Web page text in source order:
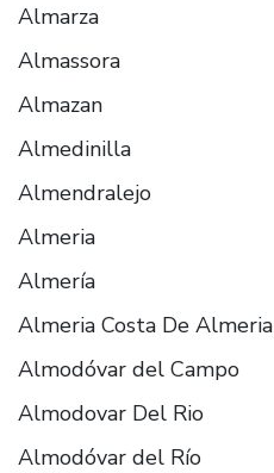
Almarza
Almassora
Almazan
Almedinilla
Almendralejo
Almeria
Almería
Almeria Costa De Almeria
Almodóvar del Campo
Almodovar Del Rio
Almodóvar del Río